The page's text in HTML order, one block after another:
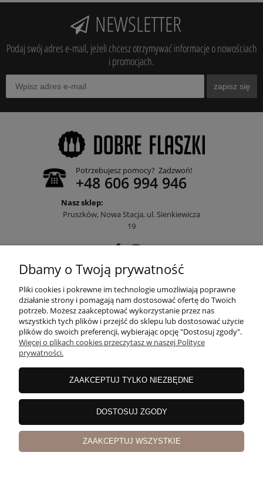
NEWSLETTER
Podaj swój adres e-mail, jeżeli chcesz otrzymywać informacje o nowościach
i promocjach.
zapisz się
Potrzebujesz pomocy? Zadzwoń!
+48 606 994 946
Nasz sklep:
Pruszków, Nowa Stacja, ul. Sienkiewicza
19
POMOC
MOJE KONTO
PŁATNOŚCI I DOSTAWA
INFORMACJE
O NAS
Dbamy o Twoją prywatność
Pliki cookies i pokrewne im technologie umożliwiają poprawne
działanie strony i pomagają nam dostosować ofertę do Twoich
potrzeb. Możesz zaakceptować wykorzystanie przez nas
wszystkich tych plików i przejść do sklepu lub dostosować użycie
plików do swoich preferencji, wybierając opcję "Dostosuj zgody".
Więcej o plikach cookies przeczytasz w naszej Polityce
prywatności.
ZAAKCEPTUJ TYLKO NIEZBĘDNE
DOSTOSUJ ZGODY
ZAAKCEPTUJ WSZYSTKIE